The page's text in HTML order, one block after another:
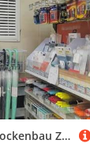
Revisionsklappe Trockenbau Zugangsklappe zur Lagerlüftung, Wandlochabdeckung mit Filter, Dekorative, Flächenbündige Revisionstür, Kunststoff-Dachbodenluke für Verdeckte Rohre(WXH 30x45cm/12x18in)